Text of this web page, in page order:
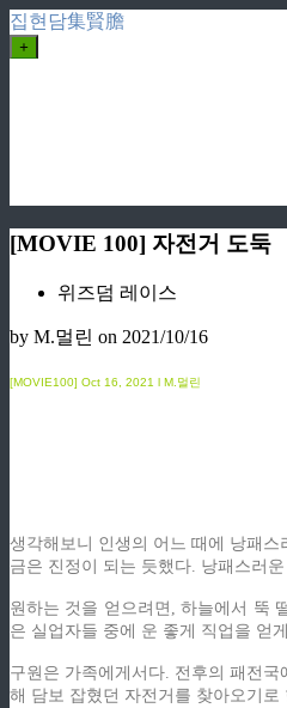
집현담集賢膽
+
[MOVIE 100] 자전거 도둑
위즈덤 레이스
by M.멀린 on 2021/10/16
[MOVIE100] Oct 16, 2021 l M.멀린
생각해보니 인생의 어느 때에 낭패
금은 진정이 되는 듯했다. 낭패스러
원하는 것을 얻으려면, 하늘에서 뚝
은 실업자들 중에 운 좋게 직업을 얻
구원은 가족에게서다. 전후의 패전
해 담보 잡혔던 자전거를 찾아오기